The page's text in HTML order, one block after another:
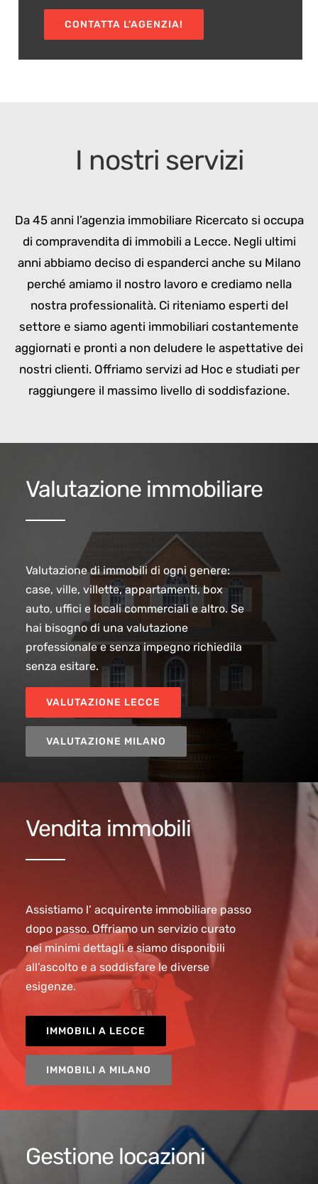
CONTATTA L’AGENZIA!
I nostri servizi
Da 45 anni l’agenzia immobiliare Ricercato si occupa
di compravendita di immobili a Lecce. Negli ultimi
anni abbiamo deciso di espanderci anche su Milano
perché amiamo il nostro lavoro e crediamo nella
nostra professionalità. Ci riteniamo esperti del
settore e siamo agenti immobiliari costantemente
aggiornati e pronti a non deludere le aspettative dei
nostri clienti. Offriamo servizi ad Hoc e studiati per
raggiungere il massimo livello di soddisfazione.
Valutazione immobiliare
Valutazione di immobili di ogni genere:
case, ville, villette, appartamenti, box
auto, uffici e locali commerciali e altro. Se
hai bisogno di una valutazione
professionale e senza impegno richiedila
senza esitare.
VALUTAZIONE LECCE
VALUTAZIONE MILANO
Vendita immobili
Assistiamo l’ acquirente immobiliare passo
dopo passo. Offriamo un servizio curato
nei minimi dettagli e siamo disponibili
all’ascolto e a soddisfare le diverse
esigenze.
IMMOBILI A LECCE
IMMOBILI A MILANO
Gestione locazioni